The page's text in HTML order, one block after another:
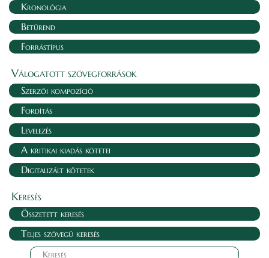
Kronológia
Betűrend
Forrástípus
Válogatott szövegforrások
Szerzői kompozíció
Fordítás
Levelezés
A kritikai kiadás kötetei
Digitalizált kötetek
Keresés
Összetett keresés
Teljes szövegű keresés